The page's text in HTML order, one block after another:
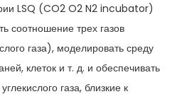
LSQ (CO2 O2 N2 incubator)
соотношение трех газов
газа), моделировать среду
клеток и т. д. и обеспечивать
газа, близкие к